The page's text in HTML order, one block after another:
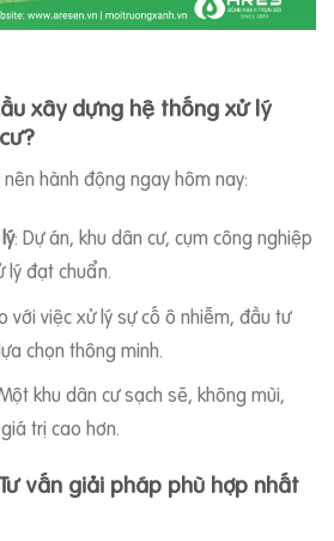
xây dựng hệ thống xử lý
hành động ngay hôm nay:
: Dự án, khu dân cư, cụm công nghiệp
lý đạt chuẩn.
với việc xử lý sự cố ô nhiễm, đầu tư
chọn thông minh.
khu dân cư sạch sẽ, không mùi,
trị cao hơn.
vấn giải pháp phù hợp nhất